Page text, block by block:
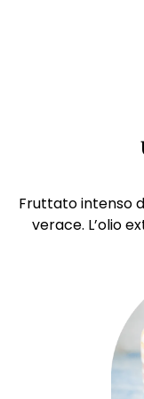
Fruttato intenso
verace. L’olio